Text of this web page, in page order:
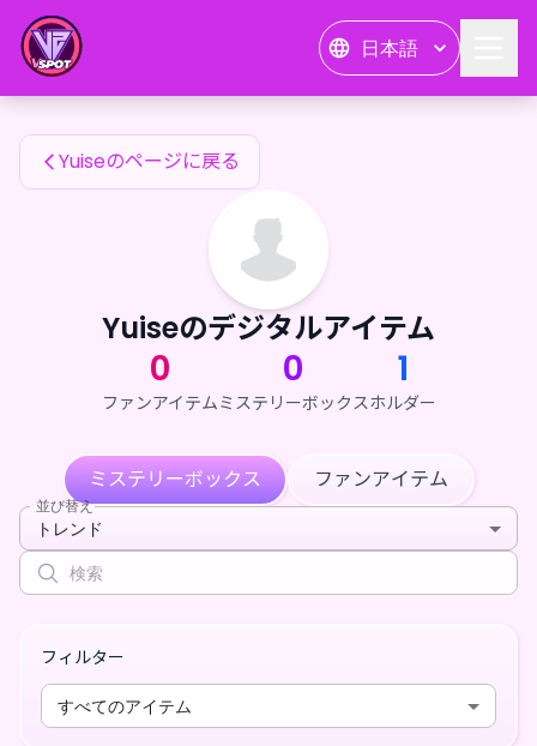
日本語
Yuiseのファンアイテム
Yuiseのページに戻る
Yuiseのデジタルアイテム
0
ファンアイテム
0
ミステリーボックス
1
ホルダー
ミステリーボックス ファンアイテム
並び替え
トレンド
フィルター
すべてのアイテム
Yuiseのファンアイテム — 24karat